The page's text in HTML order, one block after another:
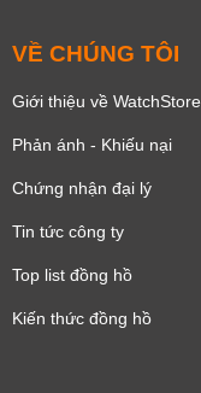
VỀ CHÚNG TÔI
Giới thiệu về WatchStore
Phản ánh - Khiếu nại
Chứng nhận đại lý
Tin tức công ty
Top list đồng hồ
Kiến thức đồng hồ